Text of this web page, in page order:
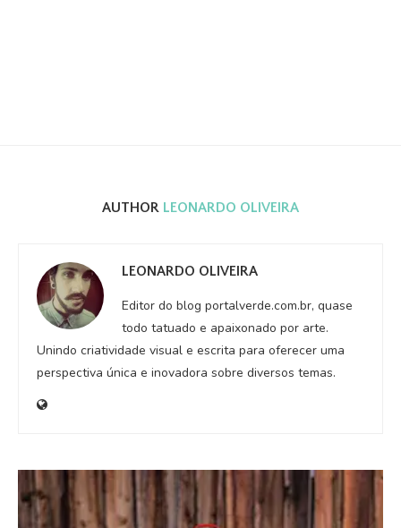
AUTHOR LEONARDO OLIVEIRA
LEONARDO OLIVEIRA
Editor do blog portalverde.com.br, quase
todo tatuado e apaixonado por arte.
Unindo criatividade visual e escrita para oferecer uma
perspectiva única e inovadora sobre diversos temas.